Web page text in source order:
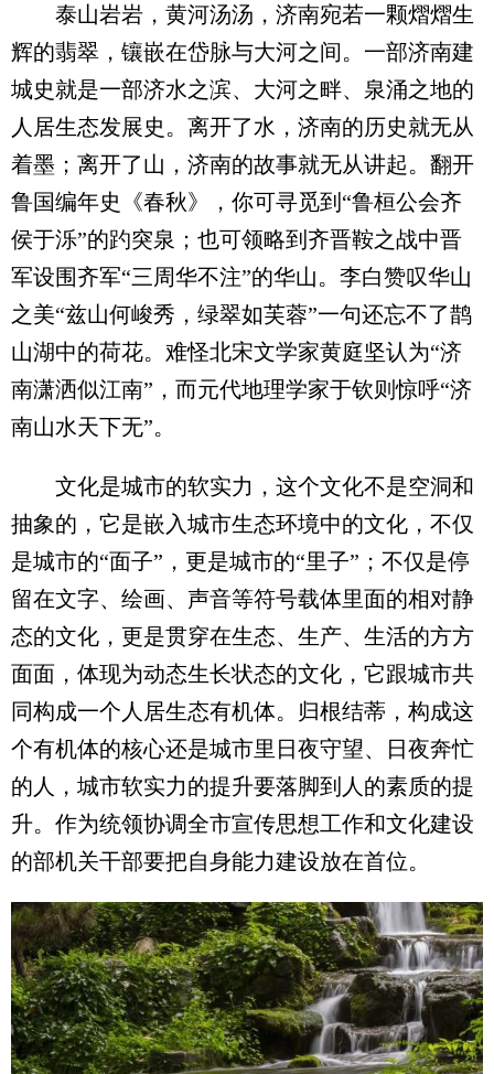
泰山岩岩，黄河汤汤，济南宛若一颗熠熠生
辉的翡翠，镶嵌在岱脉与大河之间。一部济南建
城史就是一部济水之滨、大河之畔、泉涌之地的
人居生态发展史。离开了水，济南的历史就无从
着墨；离开了山，济南的故事就无从讲起。翻开
鲁国编年史《春秋》，你可寻觅到“鲁桓公会齐
侯于泺”的趵突泉；也可领略到齐晋鞍之战中晋
军设围齐军“三周华不注”的华山。李白赞叹华山
之美“兹山何峻秀，绿翠如芙蓉”一句还忘不了鹊
山湖中的荷花。难怪北宋文学家黄庭坚认为“济
南潇洒似江南”，而元代地理学家于钦则惊呼“济
南山水天下无”。
文化是城市的软实力，这个文化不是空洞和
抽象的，它是嵌入城市生态环境中的文化，不仅
是城市的“面子”，更是城市的“里子”；不仅是停
留在文字、绘画、声音等符号载体里面的相对静
态的文化，更是贯穿在生态、生产、生活的方方
面面，体现为动态生长状态的文化，它跟城市共
同构成一个人居生态有机体。归根结蒂，构成这
个有机体的核心还是城市里日夜守望、日夜奔忙
的人，城市软实力的提升要落脚到人的素质的提
升。作为统领协调全市宣传思想工作和文化建设
的部机关干部要把自身能力建设放在首位。